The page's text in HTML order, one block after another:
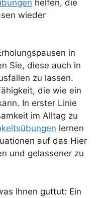
helfen, die
wieder
in
Sie, diese auch in
zu lassen.
die wie ein
In erster Linie
im Alltag zu
lernen
auf das Hier
und gelassener zu
Ihnen guttut: Ein